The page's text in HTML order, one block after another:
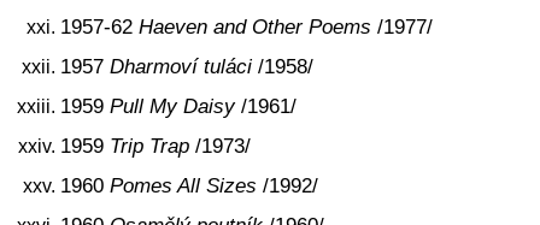
1957-62 Haeven and Other Poems /1977/
1957 Dharmoví tuláci /1958/
1959 Pull My Daisy/1961/
1959 Trip Trap /1973/
1960 Pomes All Sizes /1992/